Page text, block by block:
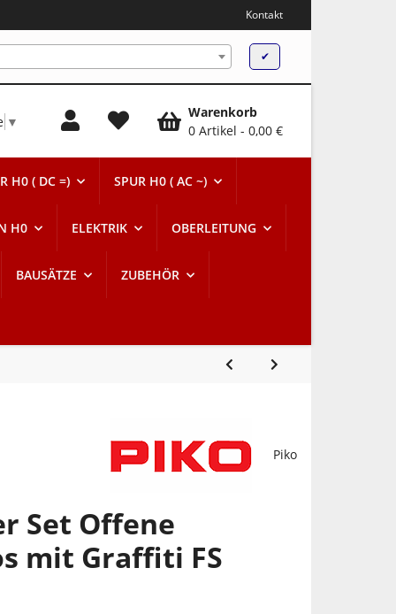
Kontakt
✔
▼
H0 ( DC =) SPUR H0 ( AC ~)
H0 ELEKTRIK OBERLEITUNG
BAUSÄTZE ZUBEHÖR
Warenkorb
0 Artikel
0,00 €
Set Offene
mit Graffiti FS
Piko